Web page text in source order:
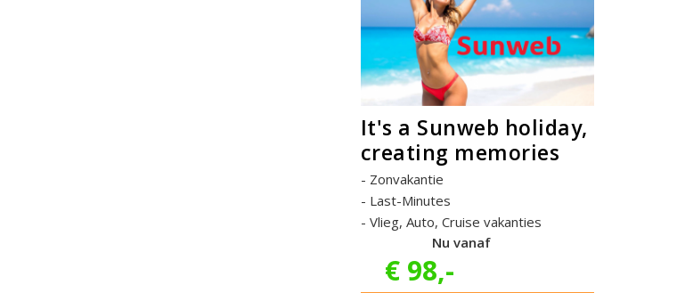
It's a Sunweb holiday,
creating memories
Zonvakantie
Last-Minutes
Vlieg, Auto, Cruise vakanties
Nu vanaf
€ 98,-